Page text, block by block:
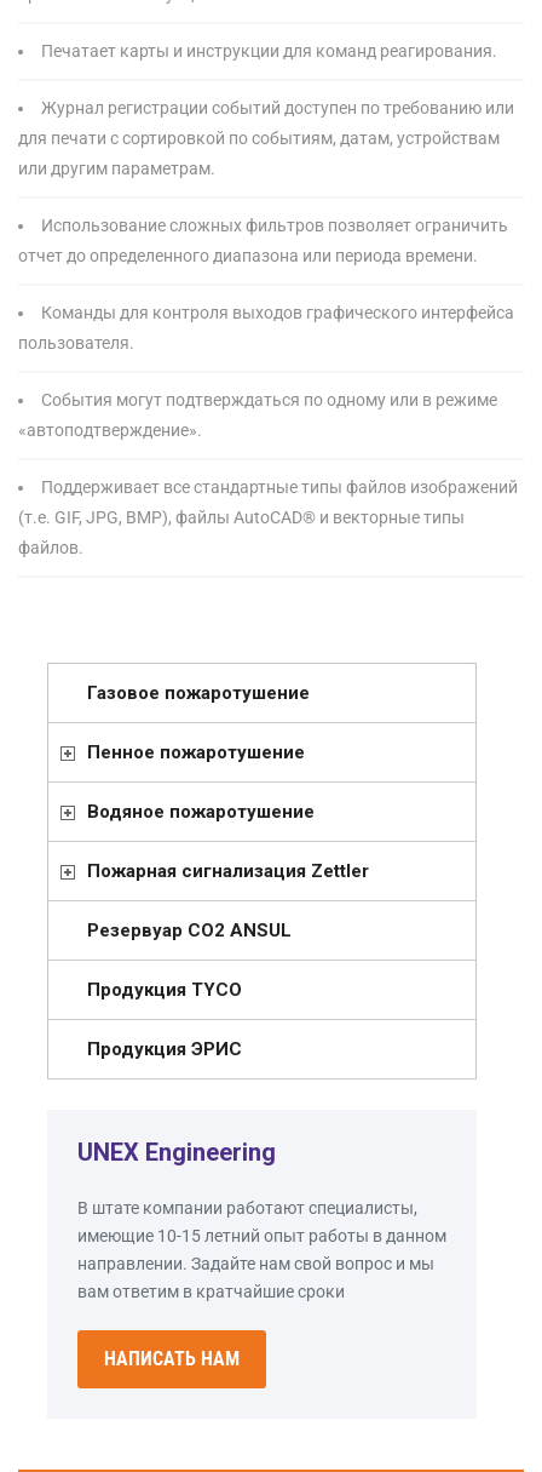
Печатает карты и инструкции для команд реагирования.
Журнал регистрации событий доступен по требованию или
для печати с сортировкой по событиям, датам, устройствам
или другим параметрам.
Использование сложных фильтров позволяет ограничить
отчет до определенного диапазона или периода времени.
Команды для контроля выходов графического интерфейса
пользователя.
События могут подтверждаться по одному или в режиме
«автоподтверждение».
Поддерживает все стандартные типы файлов изображений
(т.е. GIF, JPG, BMP), файлы AutoCAD® и векторные типы
файлов.
Газовое пожаротушение
Пенное пожаротушение
Водяное пожаротушение
Пожарная сигнализация Zettler
Резервуар СО2 ANSUL
Продукция TYCO
Продукция ЭРИС
UNEX Engineering
В штате компании работают специалисты,
имеющие 10-15 летний опыт работы в данном
направлении. Задайте нам свой вопрос и мы
вам ответим в кратчайшие сроки
НАПИСАТЬ НАМ